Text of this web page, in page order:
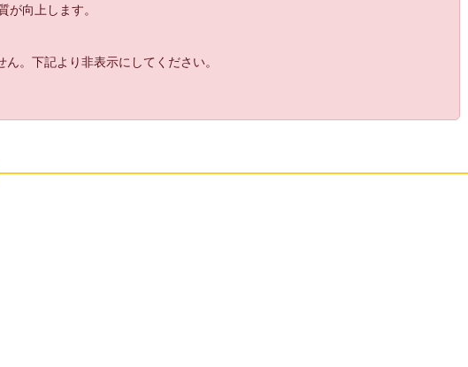
20:hrっ?
15:26 21:草刈りなめんな
向上します。
。下記より非表示にしてください。